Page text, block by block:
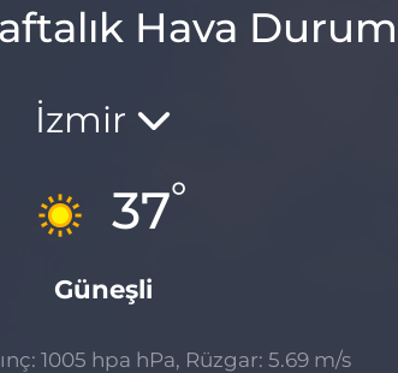
Hava
İzmir
37°
Güneşli
1005 hpa hPa, Rüzgar: 5.69 m/s